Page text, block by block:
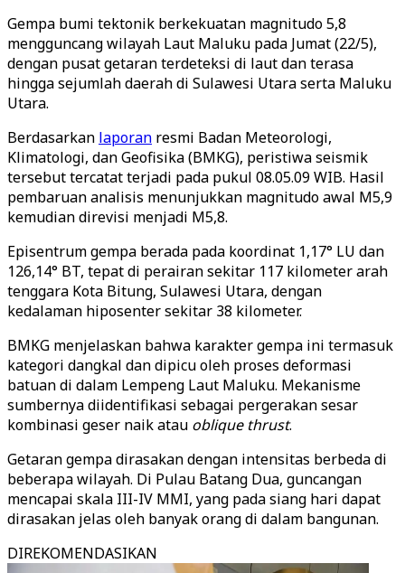
Gempa bumi tektonik berkekuatan magnitudo 5,8
mengguncang wilayah Laut Maluku pada Jumat (22/5),
dengan pusat getaran terdeteksi di laut dan terasa
hingga sejumlah daerah di Sulawesi Utara serta Maluku
Utara.
Berdasarkan laporan resmi Badan Meteorologi,
Klimatologi, dan Geofisika (BMKG), peristiwa seismik
tersebut tercatat terjadi pada pukul 08.05.09 WIB. Hasil
pembaruan analisis menunjukkan magnitudo awal M5,9
kemudian direvisi menjadi M5,8.
Episentrum gempa berada pada koordinat 1,17° LU dan
126,14° BT, tepat di perairan sekitar 117 kilometer arah
tenggara Kota Bitung, Sulawesi Utara, dengan
kedalaman hiposenter sekitar 38 kilometer.
BMKG menjelaskan bahwa karakter gempa ini termasuk
kategori dangkal dan dipicu oleh proses deformasi
batuan di dalam Lempeng Laut Maluku. Mekanisme
sumbernya diidentifikasi sebagai pergerakan sesar
kombinasi geser naik atau oblique thrust.
Getaran gempa dirasakan dengan intensitas berbeda di
beberapa wilayah. Di Pulau Batang Dua, guncangan
mencapai skala III-IV MMI, yang pada siang hari dapat
dirasakan jelas oleh banyak orang di dalam bangunan.
DIREKOMENDASIKAN